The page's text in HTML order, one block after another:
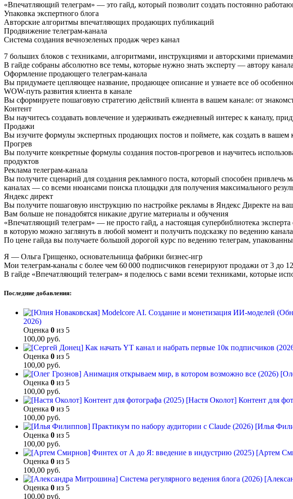
«Впечатляющий телеграм» — это гайд, который позволит создать постоянно
Упаковка экспертного блога
Авторские алгоритмы впечатляющих продающих публикаций
Продвижение телеграм-канала
Система создания вечнозеленых продаж через канал
7 больших блоков с техниками, алгоритмами, инструкциями и авторскими
В гайде собраны абсолютно все темы, которые нужно знать эксперту — автору канала
Оформление продающего телеграм-канала
Вы придумаете цепляющее название, продающее описание и узнаете все об
WOW-путь развития клиента в канале
Вы сформируете пошаговую стратегию действий клиента в вашем канале: от
Контент
Вы научитесь создавать вовлечение и удерживать ежедневный интерес к каналу,
Продажи
Вы изучите формулы экспертных продающих постов и поймете, как создать в вашем
Прогрев
Вы получите конкретные формулы создания постов-прогревов и научитесь
продуктов
Реклама телеграм-канала
Вы получите сценарий для создания рекламного поста, который способен
каналах — со всеми нюансами поиска площадки для получения максимального
Яндекс директ
Вы получите пошаговую инструкцию по настройке рекламы в Яндекс Директе на
Вам больше не понадобятся никакие другие материалы и обучения
«Впечатляющий телеграм» — не просто гайд, а настоящая супербиблиотека
в которую можно заглянуть в любой момент и получить подсказку по ведению
По цене гайда вы получаете большой дорогой курс по ведению телеграм,
Я — Ольга Грищенко, основательница фабрики бизнес-игр
Мои телеграм-каналы с более чем 60 000 подписчиков генерируют продажи от 3 до
В гайде «Впечатляющий телеграм» я поделюсь с вами всеми техниками, которые
Последние добавления:
2026)
Оценка 0 из 5
100,00 руб.
Оценка 0 из 5
100,00 руб.
Оценка 0 из 5
100,00 руб.
[Настя Околот] Контент для
Оценка 0 из 5
100,00 руб.
[Илья
Оценка 0 из 5
100,00 руб.
[Артем
Оценка 0 из 5
100,00 руб.
Оценка 0 из 5
100,00 руб.